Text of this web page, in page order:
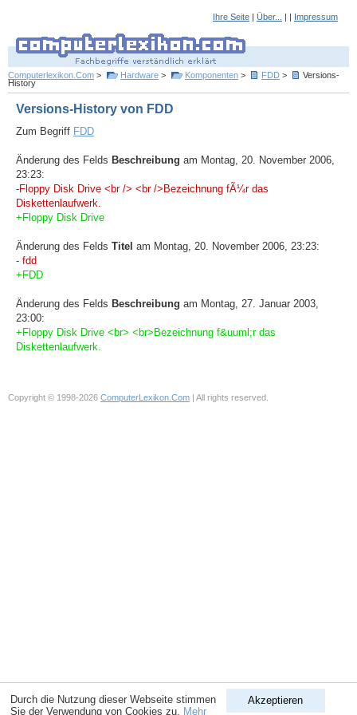
Ihre Seite | Über... | | Impressum
Computerlexikon.Com > Hardware > Komponenten > FDD >
Versions-
History
Versions-History von FDD
Zum Begriff FDD
Änderung des Felds Beschreibung am Montag, 20. November 2006,
23:23:
-Floppy Disk Drive <br /> <br />Bezeichnung fÃ¼r das
Diskettenlaufwerk.
+Floppy Disk Drive
Änderung des Felds Titel am Montag, 20. November 2006, 23:23:
- fdd
+FDD
Änderung des Felds Beschreibung am Montag, 27. Januar 2003,
23:00:
+Floppy Disk Drive <br> <br>Bezeichnung f&uuml;r das
Diskettenlaufwerk.
Akzeptieren
Durch die Nutzung dieser Webseite stimmen
Sie der Verwendung von Cookies zu. Mehr
Copyright © 1998-2026 ComputerLexikon.Com | All rights reserved.